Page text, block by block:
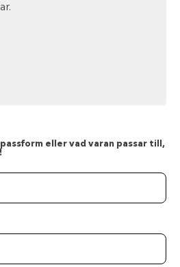
eller vad varan passar till,